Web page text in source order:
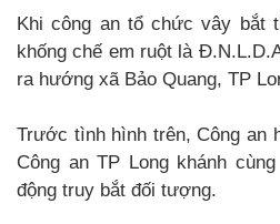
Khi công an tổ chức vây bắt
khống chế em ruột là
ra hướng xã Bảo Quang, TP
Trước tình hình trên, Công an
Công an TP Long khánh
động truy bắt đối tượng.